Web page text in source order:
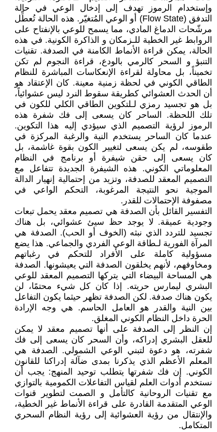
وإستخدام الرموز تهدف إلى إدخال الوعي في حالة
التدفق (Flow State) أو الوعي المُتغيّر. هذه الحالة تُعطِّل
مرشّحات الدماغ المادي، مما يسمح للوعي بالإنفتاح على
الروابط غير الخطية للـزمكان و الذاكرة الكونية. في هذه
الحالة، يمكن قراءة الأنماط الكامنة في الصدفة. تقنيات
التنبؤ و السحر كالرمي بالودع، قراءة النجوم لم تكن
تخميناً، بل محاولة لقراءة الإنعكاسات المباشرة للنظام
الطاقي الكوني في لحظة زمنية معينة. كان الإعتقاد هو
أن الحدث العشوائي كطريقة سقوط النرد ليس عشوائياً،
بل هو تجسيد رمزي لـلتكوين الطاقي الكلي للكون في
تلك اللحظة. الساحر كان يسعى إلى فك شفرة هذه
الرموز لرؤية التصميم الذي سيؤدي إليه هذا التكوين.
عندما كان الساحر يستخدم النية والرغبة المركزة في
طقوسه، لم يكن يسعى لتغيير الكون بقوة غاشمة، بل
كان يسعى إلى حقن شيفرة أو برنامج في النظام
المعلوماتي الكوني. هذه الشيفرة الجديدة تتفاعل مع
التصميم المعقد للصدفة، وتزيد من إحتمالية إنهيار الدالة
الموجية نحو النتيجة المرغوبة، التحكم الواعي في
مصفوفة الإحتمالات للقدر.
التفسير القائل بأن الصدفة هي تصميم معقد يحمل تبعات
وجودية عميقة. لا يوجد حظ سيئ عشوائي، بل هناك
تجسيد للتردد الذي نبثه (الخوف أو الحب). الصدفة هي
المرآة الفورية لـطاقة الوعي الفردي والجماعي. هذا يضع
مسؤولية كاملة على الأفراد للتحكم في رغباتهم
ومخاوفهم، لأنهم يخلقون الصدفة التي يعيشونها. الصدفة
هي المساحة البيضاء التي يتركها التصميم المعقد للوعي
البشري ليمارس حريته. إذا كان كل شيء محتمًا، لن
يكون هناك صدفة. لكن الصدفة تظهر حيثما يكون التفاعل
بين النية والقدر هو العامل الحاسم. هي وجه الإرادة
الحرة داخل النظام الكوني المغلق.
إن النظر إلى الصدفة على أنها تصميم معقد لا يمكن
للعقل البشري إدراكه، وأن السحر كان يسعى إلى فك
شفرته، هو دعوة لتبني الوعي الشمولي. الصدفة هي
المعلم الأعظم الذي يذكرنا بمدى ضآلة إدراكنا للقانون
الكوني. إن فك شفرتها يتطلب توحيد المنهج: يجب أن
نستخدم أدوات العلم لقياس التفاعلات الكمومية بالتوازي
مع تقنيات الروحانية كالتأمل و الصمت لتطوير قنوات
الوعي المتقدمة القادرة على قراءة الأنماط غير الخطية،
والإنتقال من رؤية العشوائية إلى رؤية النظام السحري
المتكامل.